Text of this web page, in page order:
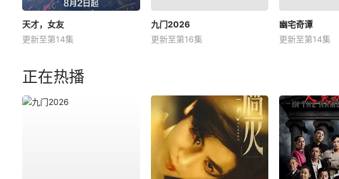
天才，女友
更新至第14集
九门2026
更新至第16集
幽宅奇谭
更新至第14集
正在热播